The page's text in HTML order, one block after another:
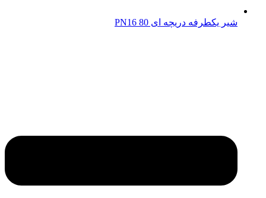
شیر یکطرفه دریچه ای 80 PN16